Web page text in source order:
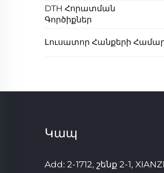
DTH Հորատման
Գործիքներ
Լուսատոր Հանքերի
Կապ
Add: 2-1712, շենք 2-1,